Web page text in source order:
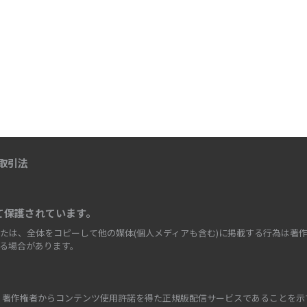
引法
護されています。
、全体をコピーして他の媒体(個人メディアも含む)に掲載する行為は著
合があります。
作権者からコンテンツ使用許諾を得た正規版配信サービスであることを